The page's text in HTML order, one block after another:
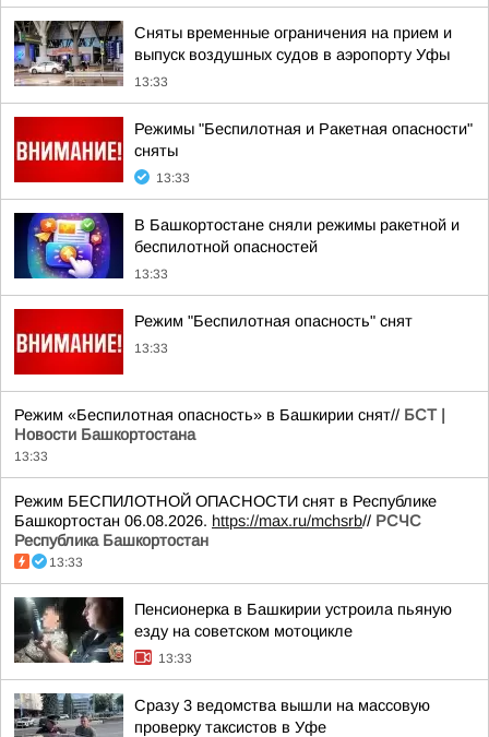
Сняты временные ограничения на прием и
выпуск воздушных судов в аэропорту Уфы
13:33
Режимы "Беспилотная и Ракетная опасности"
сняты
13:33
В Башкортостане сняли режимы ракетной и
беспилотной опасностей
13:33
Режим "Беспилотная опасность" снят
13:33
Режим «Беспилотная опасность» в Башкирии снят// БСТ |
Новости Башкортостана
13:33
Режим БЕСПИЛОТНОЙ ОПАСНОСТИ снят в Республике
Башкортостан 06.08.2026. https://max.ru/mchsrb// РСЧС
Республика Башкортостан
13:33
Пенсионерка в Башкирии устроила пьяную
езду на советском мотоцикле
13:33
Сразу 3 ведомства вышли на массовую
проверку таксистов в Уфе